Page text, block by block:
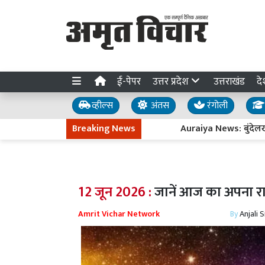
ई-पेपर उत्तर प्रदेश उत्तराखंड
व्हील्स अंतस रंगोली
Breaking News
Auraiya News: बुंदेलखंड
12 जून 2026 :जानें आज का अपना
Amrit Vichar Network ByAnjali